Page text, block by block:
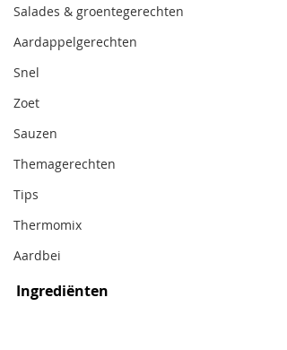
Salades & groentegerechten
Aardappelgerechten
Snel
Zoet
Sauzen
Themagerechten
Tips
Thermomix
Aardbei
Ingrediënten